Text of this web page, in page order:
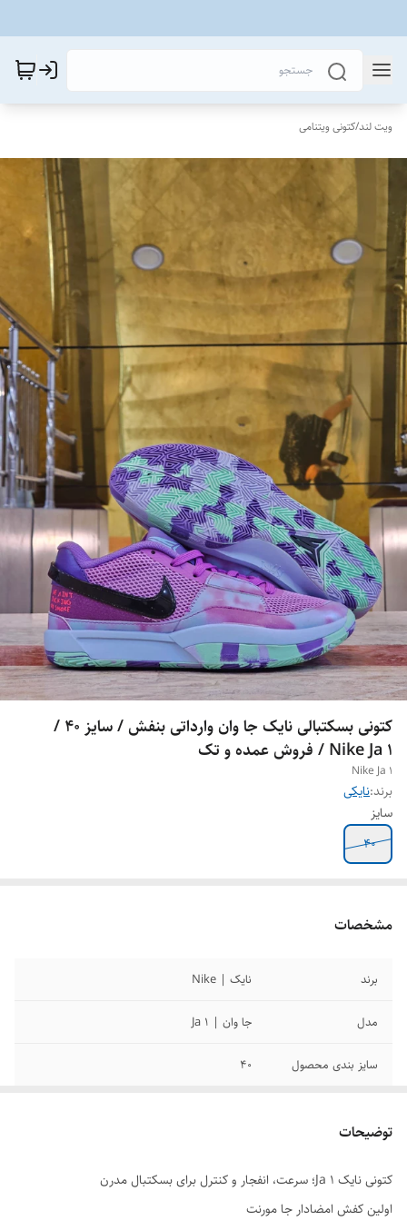
ویت لند/کتونی ویتنامی
کتونی بسکتبالی نایک جا وان وارداتی بنفش / سایز ۴۰ /
Nike Ja 1 / فروش عمده و تک
Nike Ja 1
برند:نایکی
سایز
40
مشخصات
برند نایک | Nike
مدل جا وان | Ja 1
سایز بندی محصول 40
زیره سبک و انعطاف‌پذیر جهت جذب ضربه رویه
مش دار برای تهویه مناسب پا مناسب برای
استفاده روزمره، اسپرت و پیاده‌روی دوام بالا و
توضیحات
کتونی نایک Ja 1؛ سرعت، انفجار و کنترل برای بسکتبال مدرن
اولین کفش امضادار جا مورنت